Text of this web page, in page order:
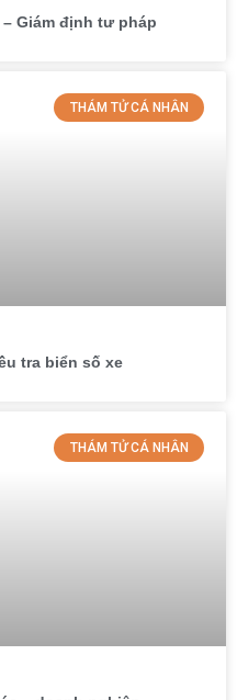
Giám định tư pháp
THÁM TỬ CÁ NHÂN
tra biển số xe
THÁM TỬ CÁ NHÂN